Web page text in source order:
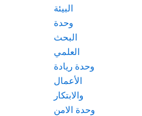
البيئة
وحدة
البحث
العلمي
وحدة ريادة
الأعمال
والابتكار
وحدة الامن